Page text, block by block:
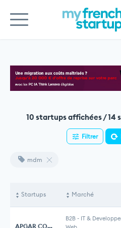
10 startups affichées / 14
Filtrer
mdm
Startups Marché
APGAR CONSULTING
B2B - IT &